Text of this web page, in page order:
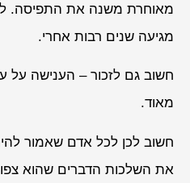
מאוחרת משנה את התפיסה.
מגיעה שנים רבות אחרי.
חשוב גם לזכור – הענישה על
מאוד.
חשוב לכן לכל אדם שאמור
את השלכות הדברים שהוא